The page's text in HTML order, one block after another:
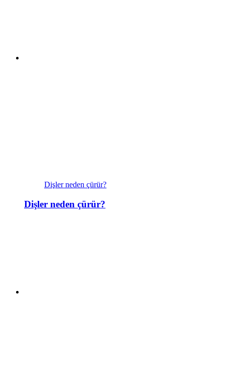
Dişler neden çürür?
Dişler neden çürür?